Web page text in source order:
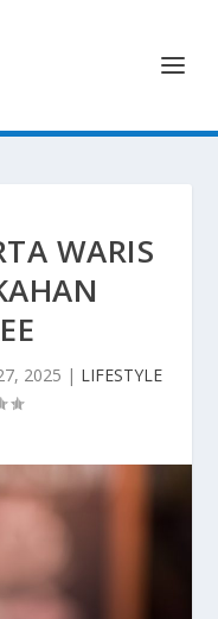
WARIS
2025 | LIFESTYLE